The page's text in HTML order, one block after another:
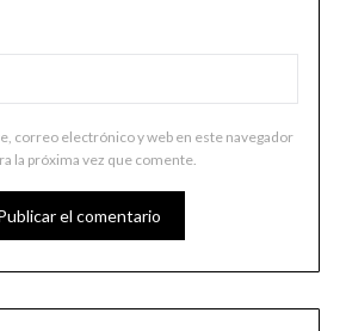
correo electrónico y web en este navegador
la próxima vez que comente.